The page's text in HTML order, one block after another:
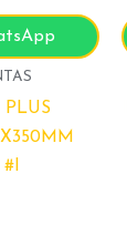
PLUS